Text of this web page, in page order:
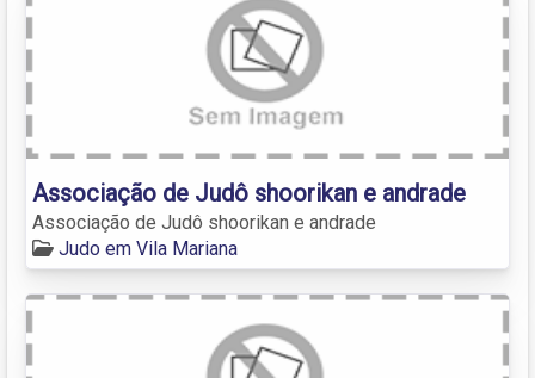
Associação de Judô shoorikan e andrade
Associação de Judô shoorikan e andrade
Judo em Vila Mariana